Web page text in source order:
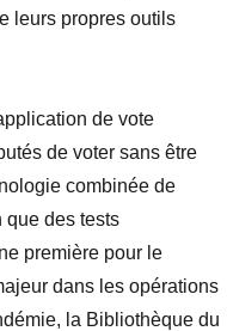
leurs propres outils
de vote
de voter sans être
combinée de
que des tests
première pour le
dans les opérations
la Bibliothèque du